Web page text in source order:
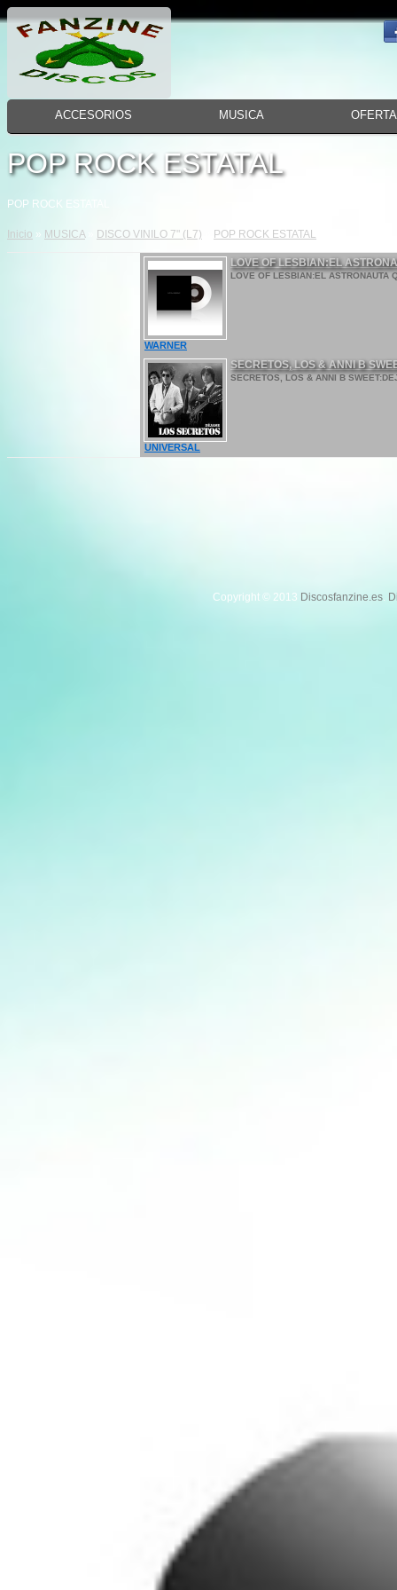
ACCESORIOS MUSICA
POP ROCK ESTATAL
POP ROCK ESTATAL
Inicio » MUSICA» DISCO VINILO 7" (L7) POP ROCK ESTATAL
LOVE OF LESBIAN:EL
LOVE OF LESBIAN:EL ASTRONAUTA
WARNER
SECRETOS, LOS & ANNI B
SECRETOS, LOS & ANNI B
UNIVERSAL
Copyright © 2013 Discosfanzine.es.